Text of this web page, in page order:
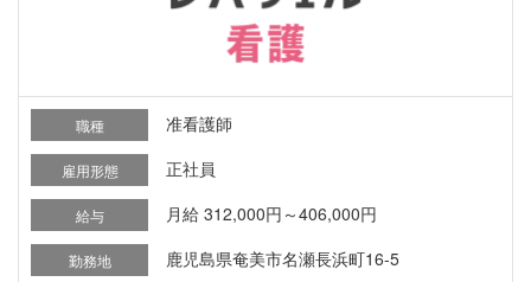
職種 准看護師
雇用形態 正社員
給与 月給 312,000円～406,000円
勤務地 鹿児島県奄美市名瀬長浜町16-5